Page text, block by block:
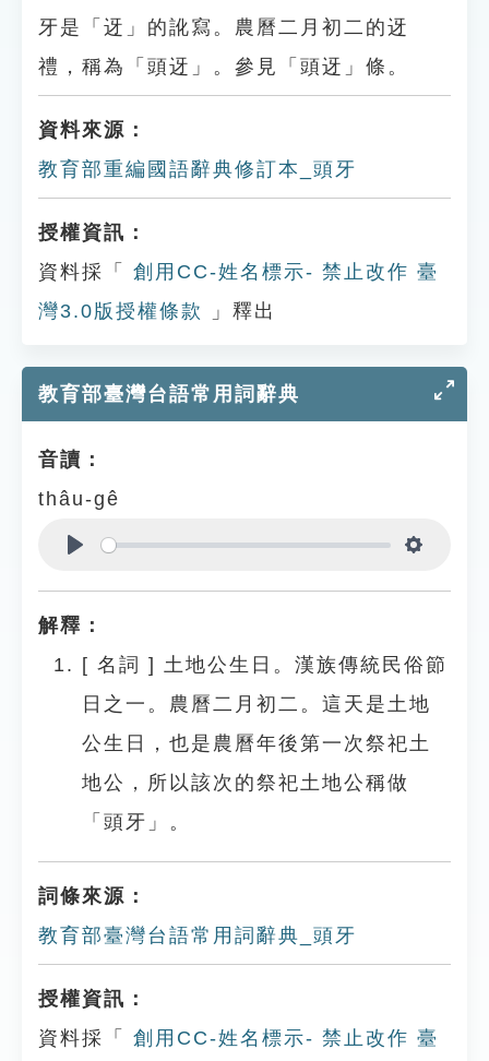
牙是「迓」的訛寫。農曆二月初二的迓
禮，稱為「頭迓」。參見「頭迓」條。
資料來源：
教育部重編國語辭典修訂本_頭牙
授權資訊：
資料採「
創用CC-姓名標示- 禁止改作 臺
灣3.0版授權條款
」釋出
教育部臺灣台語常用詞辭典
音讀：
thâu-gê
解釋：
[ 名詞 ] 土地公生日。漢族傳統民俗節
日之一。農曆二月初二。這天是土地
公生日，也是農曆年後第一次祭祀土
地公，所以該次的祭祀土地公稱做
「頭牙」。
詞條來源：
教育部臺灣台語常用詞辭典_頭牙
授權資訊：
資料採「
創用CC-姓名標示- 禁止改作 臺